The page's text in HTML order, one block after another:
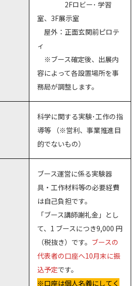
2Fロビー･ 学習
室、3F展示室
屋外：正面玄関前ピロテ
ィ
※ブース確定後、出展内
容によって各設置場所を事
務局が調整します。
科学に関する実験･工作の指
導等 （※営利、事業推進目
的でないもの）
ブース運営に係る実験器
具・工作材料等の必要経費
は自己負担です。
「ブース講師謝礼金」とし
て、1 ブースにつき9,000 円
（税抜き）です。 ブースの
代表者の口座へ10月末に振
込予定です。
※口座は個人名義にしてく